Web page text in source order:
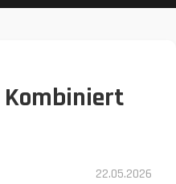
Kombiniert
22.05.2026